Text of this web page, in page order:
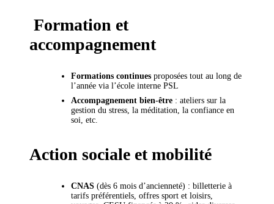
Formation et
accompagnement
Formations continues proposées tout au long de
l’année via l’école interne PSL
Accompagnement bien-être : ateliers sur la
gestion du stress, la méditation, la confiance en
soi, etc.
Action sociale et mobilité
CNAS (dès 6 mois d’ancienneté) : billetterie à
tarifs préférentiels, offres sport et loisirs,